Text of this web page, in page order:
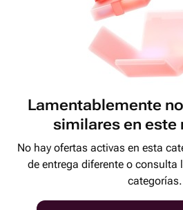
Lamentablemente
similares en este
No hay ofertas activas en esta
de entrega diferente o consulta
categorías.